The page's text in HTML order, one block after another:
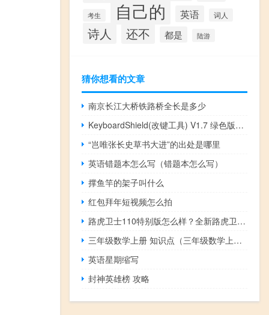
考生 自己的 英语 词人
诗人 还不 都是 陆游
猜你想看的文章
南京长江大桥铁路桥全长是多少
KeyboardShield(改键工具) V1.7 绿色版（KeyboardShield(改键工具) V1.7 绿色版功能简介）
“岂唯张长史草书大进”的出处是哪里
英语错题本怎么写（错题本怎么写）
撑鱼竿的架子叫什么
红包拜年短视频怎么拍
路虎卫士110特别版怎么样？全新路虎卫士110图片
三年级数学上册 知识点（三年级数学上册知识点整理）
英语星期缩写
封神英雄榜 攻略